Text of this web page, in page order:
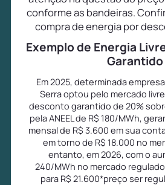
conforme as bandeiras.
compra de energia por
Exemplo de Energia
Garantido
Em 2025, determinada
Serra optou pelo mercado
desconto garantido de 20%
pela ANEEL de R$ 180/MWh,
mensal de R$ 3.600 em sua
em torno de R$ 18.000 no
entanto, em 2026, com o
240/MWh no mercado
para R$ 21.600*preço ser